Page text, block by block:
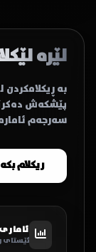
لێرە
بە
پێشکەش
سەرجەم
ریکلام بکە
ئێستای